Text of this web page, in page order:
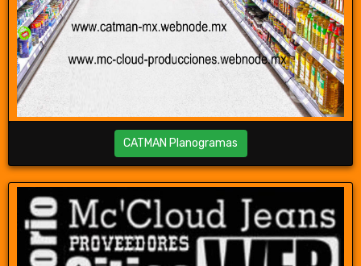
CATMAN Planogramas